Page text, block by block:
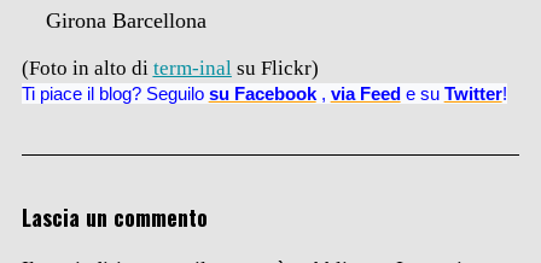
Girona Barcellona
(Foto in alto di term-inal su Flickr)
Ti piace il blog? Seguilo su Facebook , via Feede su Twitter!
Lascia un commento